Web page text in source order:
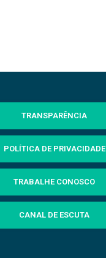
TRANSPARÊNCIA
POLÍTICA DE PRIVACIDADE
TRABALHE CONOSCO
CANAL DE ESCUTA